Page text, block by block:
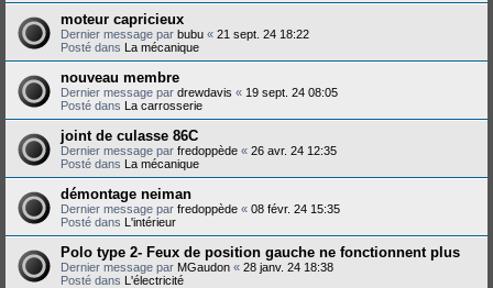
moteur capricieux
Dernier message par bubu « 21 sept. 24 18:22
Posté dans La mécanique
nouveau membre
Dernier message par drewdavis « 19 sept. 24 08:05
Posté dans La carrosserie
joint de culasse 86C
Dernier message par fredoppède « 26 avr. 24 12:35
Posté dans La mécanique
démontage neiman
Dernier message par fredoppède « 08 févr. 24 15:35
Posté dans L'intérieur
Polo type 2- Feux de position gauche ne fonctionnent plus
Dernier message par MGaudon « 28 janv. 24 18:38
Posté dans L'électricité